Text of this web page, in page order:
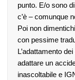
punto. E/o sono
c’è – comunque
Poi non
con pessime
L’adattamento
adattare un
inascoltabile e